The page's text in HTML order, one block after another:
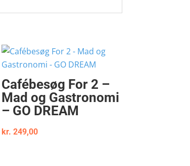
Cafébesøg For 2 –
Mad og Gastronomi
– GO DREAM
kr. 249,00